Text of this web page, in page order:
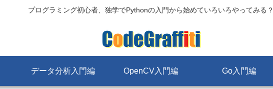
プログラミング初心者、独学でPythonの入門から始めていろいろやってみる？
データ分析入門編 OpenCV入門編 Go入門編